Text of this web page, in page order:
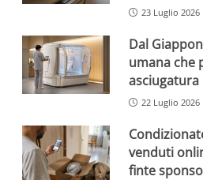
23 Luglio 2026
Dal
umana che
22 Luglio 2026
venduti
finte